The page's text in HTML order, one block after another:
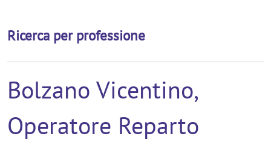
Ricerca per professione
Bolzano Vicentino,
Operatore Reparto